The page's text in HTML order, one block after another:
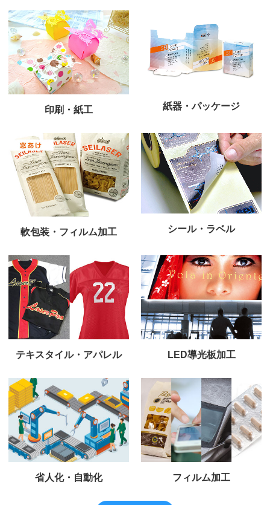
印刷・紙工 紙器・パッケージ
軟包装・フィルム加工 シール・ラベル
テキスタイル・アパレル LED導光板加工
省人化・自動化 フィルム加工